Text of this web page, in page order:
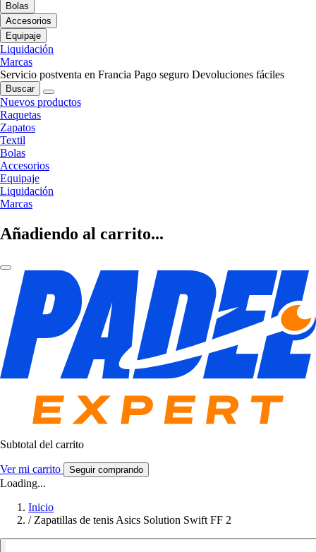
Bolas
Accesorios
Equipaje
Liquidación
Marcas
Servicio postventa en Francia Pago seguro Devoluciones fáciles
Buscar
Nuevos productos
Raquetas
Zapatos
Textil
Bolas
Accesorios
Equipaje
Liquidación
Marcas
Añadiendo al carrito...
Subtotal del carrito
Ver mi carrito Seguir comprando
Loading...
Inicio
/ Zapatillas de tenis Asics Solution Swift FF 2